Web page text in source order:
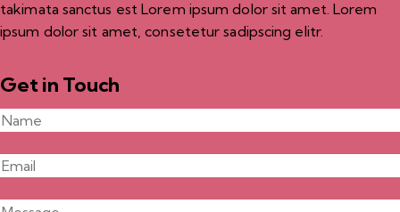
takimata sanctus est Lorem ipsum dolor sit amet. Lorem
ipsum dolor sit amet, consetetur sadipscing elitr.
Get in Touch